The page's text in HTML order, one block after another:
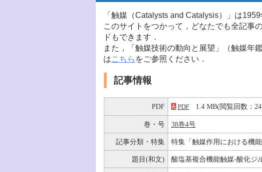
「触媒（Catalysts and Catalysis）」は
このサイトをつかって，どなたでも全記事
ドもできます．
また，「触媒技術の動向と展望」（触媒年
はこちら をご参照ください．
記事情報
PDF PDF 1.4 MB(閲覧回数：
巻・号 38巻4号
記事分類・特集 特集「触媒作用における機
題目(和文) 酸塩基複合機能触媒-酸化ジ